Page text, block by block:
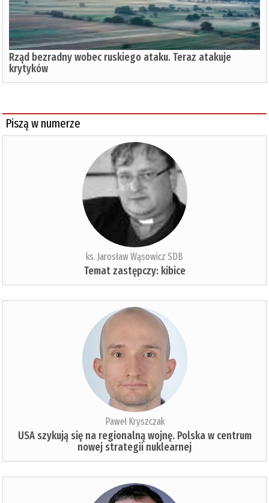
Rząd bezradny wobec ruskiego ataku. Teraz atakuje
krytyków
Piszą w numerze
ks. Jarosław Wąsowicz SDB
Temat zastępczy: kibice
Paweł Kryszczak
USA szykują się na regionalną wojnę. Polska w centrum
nowej strategii nuklearnej